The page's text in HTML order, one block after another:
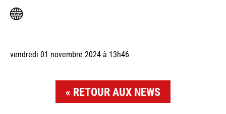
vendredi 01 novembre 2024 à 13h46
RETOUR AUX NEWS